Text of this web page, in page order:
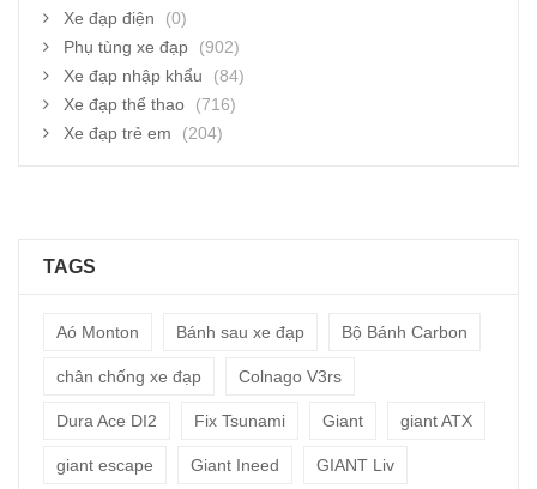
Xe đạp điện
(0)
Phụ tùng xe đạp
(902)
Xe đạp nhập khẩu
(84)
Xe đạp thể thao
(716)
Xe đạp trẻ em
(204)
TAGS
Aó Monton Bánh sau xe đạp Bộ Bánh Carbon
chân chống xe đạp Colnago V3rs
Dura Ace DI2 Fix Tsunami Giant giant ATX
giant escape Giant Ineed GIANT Liv